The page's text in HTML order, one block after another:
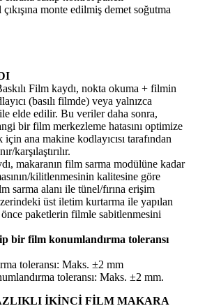
monte edilmiş demet soğutma
Film kaydı, nokta okuma + filmin
(basılı filmde) veya yalnızca
elde edilir. Bu veriler daha sonra,
bir film merkezleme hatasını optimize
ana makine kodlayıcısı tarafından
karşılaştırılır.
makaranın film sarma modülüne kadar
kilitlenmesinin kalitesine göre
sarma alanı ile tünel/fırına erişim
üst iletim kurtarma ile yapılan
paketlerin filmle sabitlenmesini
bir film konumlandırma toleransı
toleransı: Maks. ±2 mm
toleransı: Maks. ±2 mm.
İKİNCİ FİLM MAKARA